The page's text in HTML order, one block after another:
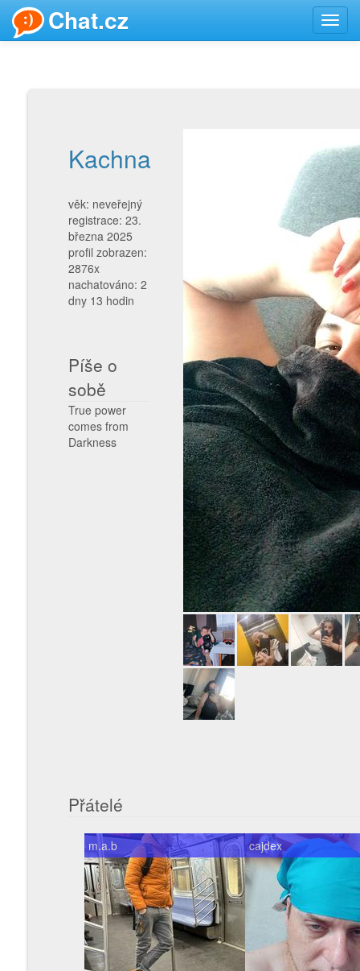
Chat.cz
Kachna
věk: neveřejný
registrace: 23.
března 2025
profil zobrazen:
2876x
nachatováno: 2
dny 13 hodin
Píše o
sobě
True power
comes from
Darkness
Přátelé
m.a.b cajdex